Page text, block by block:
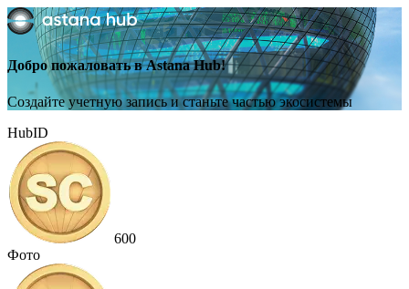
Добро пожаловать в Astana Hub!
Создайте учетную запись и станьте частью экосистемы
HubID
600
Фото